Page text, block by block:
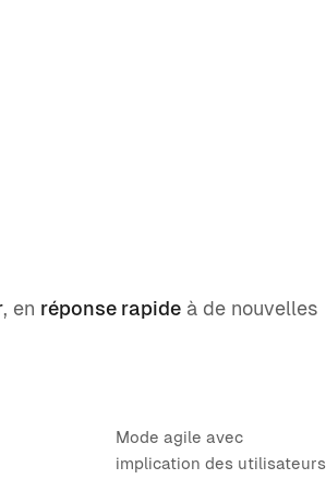
, en réponse rapideà de nouvelles
Mode agile avec
implication des utilisateurs